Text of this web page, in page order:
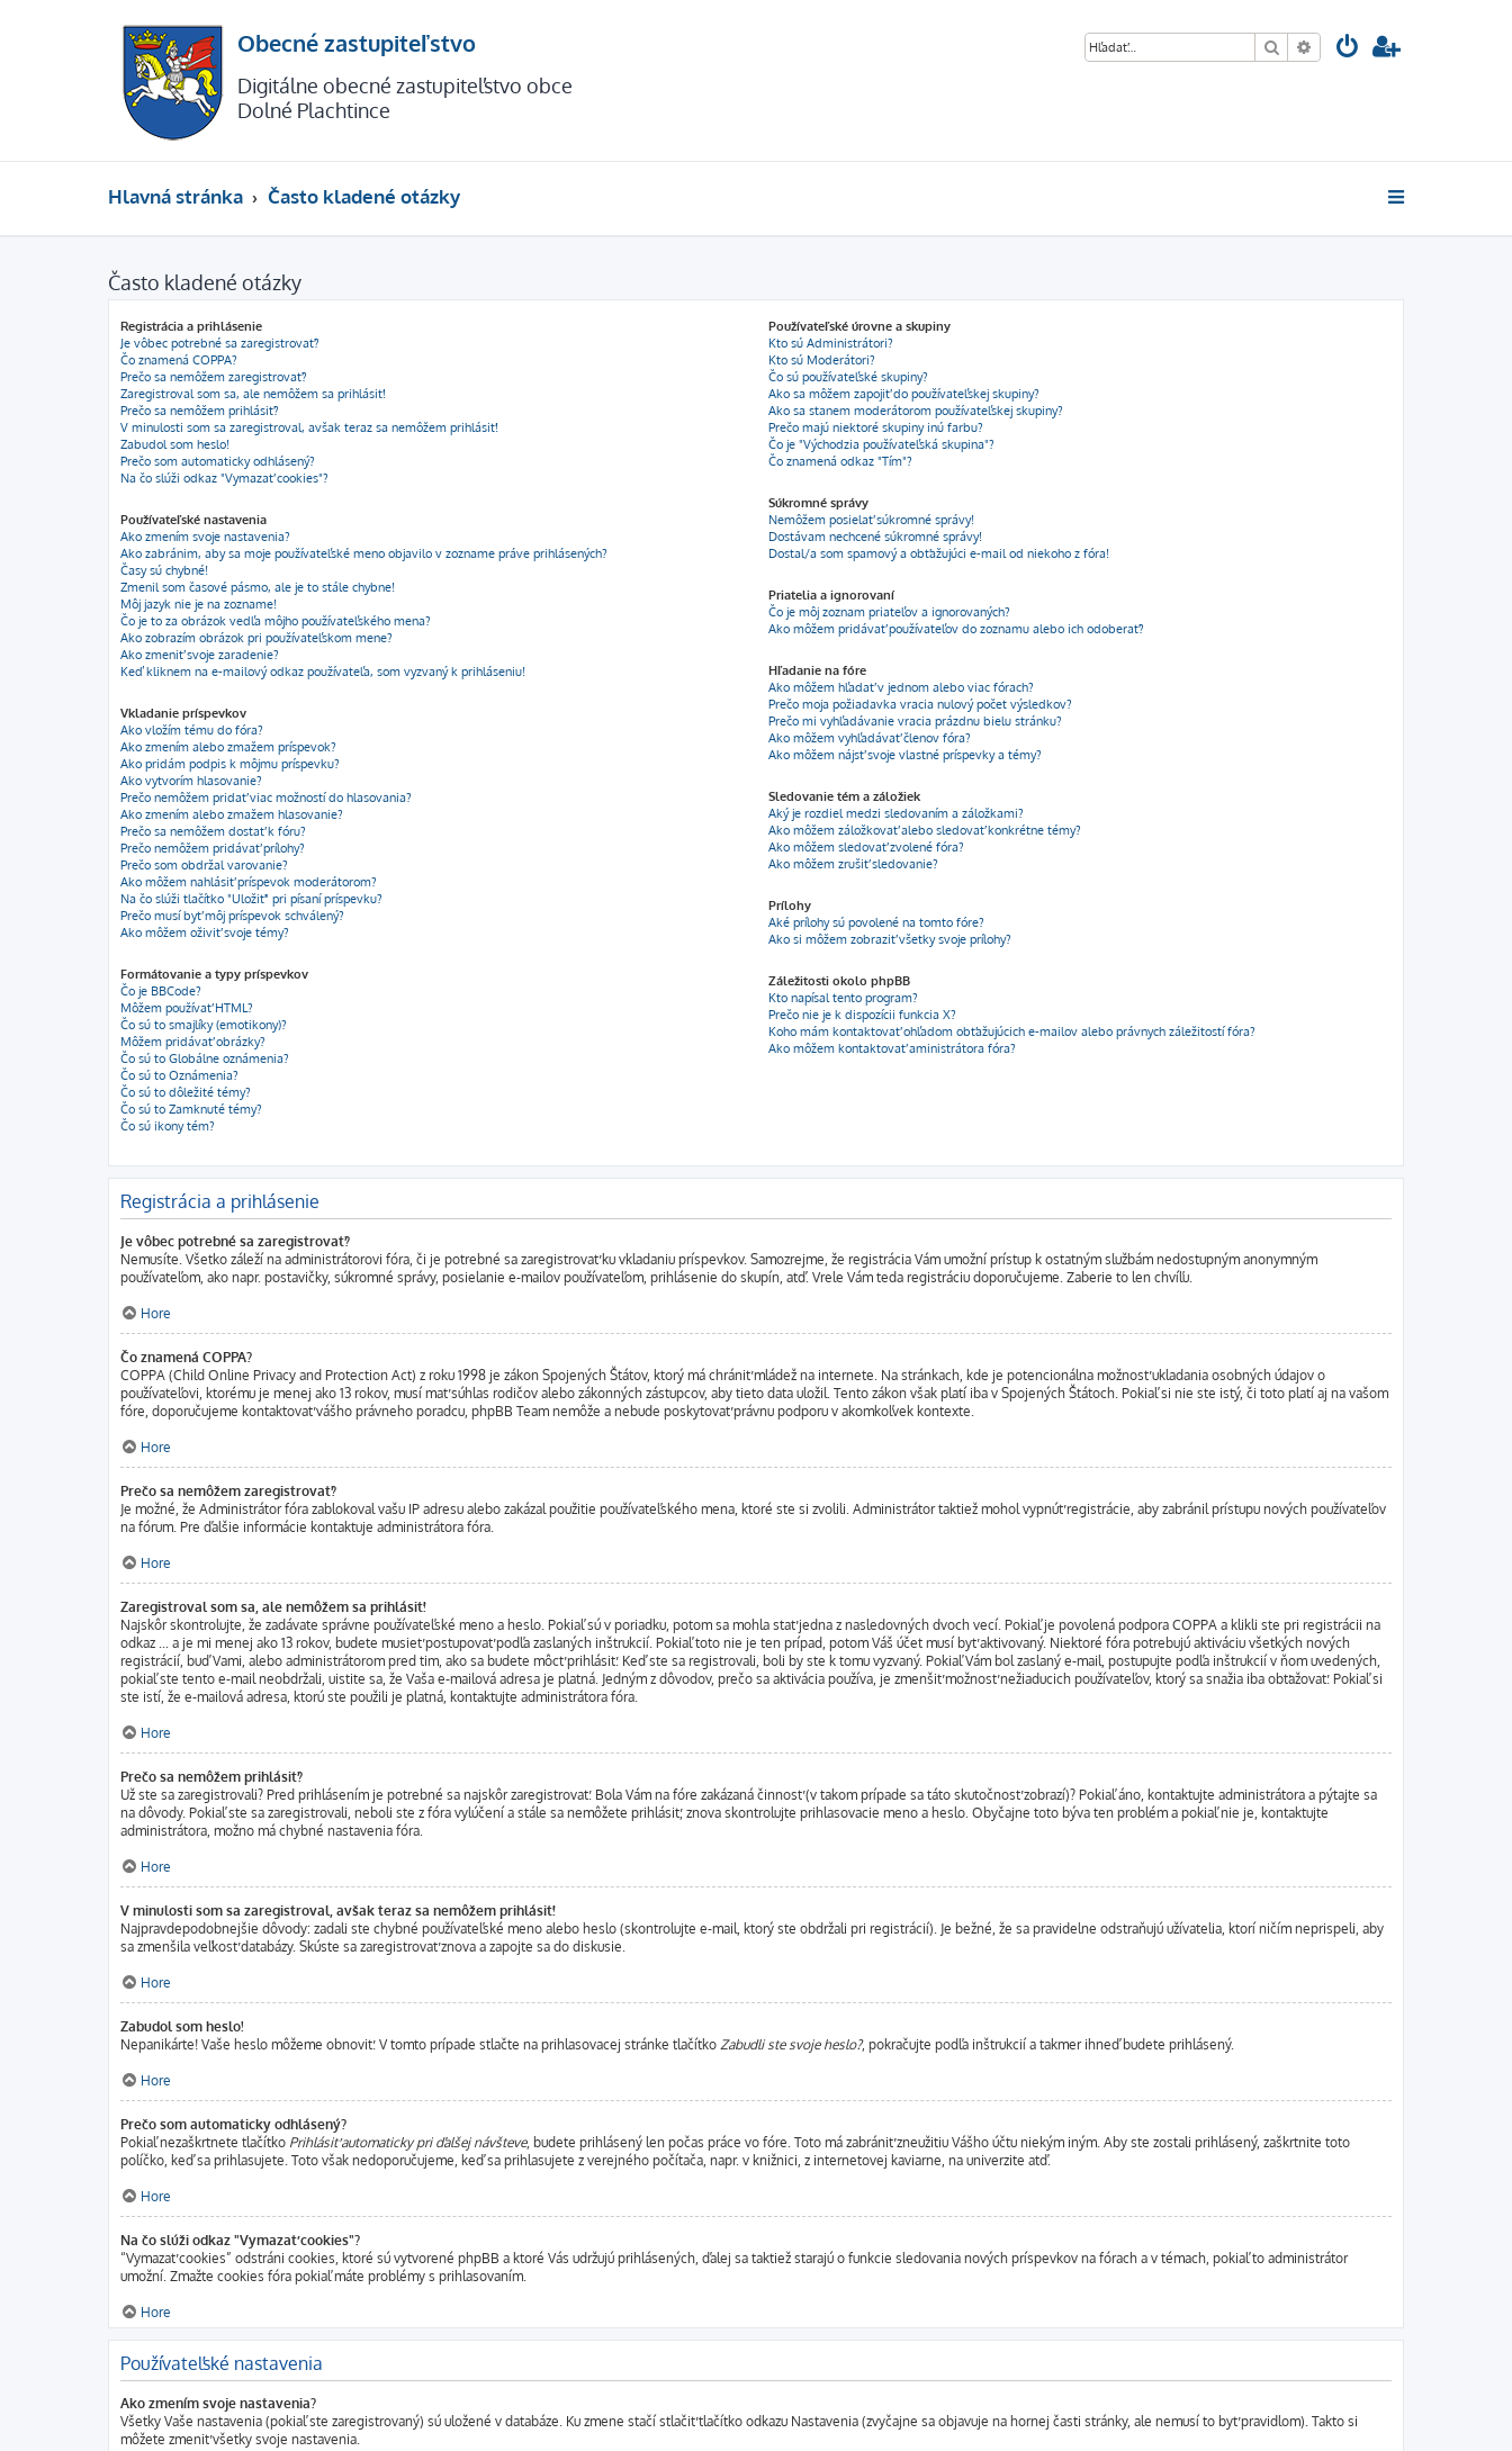
Obecné zastupiteľstvo
Digitálne obecné zastupiteľstvo obce
Dolné Plachtince
Hľadať Rozšírené vyhľadávanie
Hlavná stránka Často kladené otázky
Často kladené otázky
Registrácia a prihlásenie
Je vôbec potrebné sa zaregistrovať?
Čo znamená COPPA?
Prečo sa nemôžem zaregistrovať?
Zaregistroval som sa, ale nemôžem sa prihlásiť!
Prečo sa nemôžem prihlásiť?
V minulosti som sa zaregistroval, avšak teraz sa nemôžem prihlásiť!
Zabudol som heslo!
Prečo som automaticky odhlásený?
Na čo slúži odkaz "Vymazať cookies"?
Používateľské nastavenia
Ako zmením svoje nastavenia?
Ako zabránim, aby sa moje používateľské meno objavilo v zozname práve prihlásených?
Časy sú chybné!
Zmenil som časové pásmo, ale je to stále chybne!
Môj jazyk nie je na zozname!
Čo je to za obrázok vedľa môjho používateľského mena?
Ako zobrazím obrázok pri používateľskom mene?
Ako zmeniť svoje zaradenie?
Keď kliknem na e-mailový odkaz používateľa, som vyzvaný k prihláseniu!
Vkladanie príspevkov
Ako vložím tému do fóra?
Ako zmením alebo zmažem príspevok?
Ako pridám podpis k môjmu príspevku?
Ako vytvorím hlasovanie?
Prečo nemôžem pridať viac možností do hlasovania?
Ako zmením alebo zmažem hlasovanie?
Prečo sa nemôžem dostať k fóru?
Prečo nemôžem pridávať prílohy?
Prečo som obdržal varovanie?
Ako môžem nahlásiť príspevok moderátorom?
Na čo slúži tlačítko "Uložiť" pri písaní príspevku?
Prečo musí byť môj príspevok schválený?
Ako môžem oživiť svoje témy?
Formátovanie a typy príspevkov
Čo je BBCode?
Môžem používať HTML?
Čo sú to smajlíky (emotikony)?
Môžem pridávať obrázky?
Čo sú to Globálne oznámenia?
Čo sú to Oznámenia?
Čo sú to dôležité témy?
Čo sú to Zamknuté témy?
Čo sú ikony tém?
Používateľské úrovne a skupiny
Kto sú Administrátori?
Kto sú Moderátori?
Čo sú používateľské skupiny?
Ako sa môžem zapojiť do používateľskej skupiny?
Ako sa stanem moderátorom používateľskej skupiny?
Prečo majú niektoré skupiny inú farbu?
Čo je "Východzia používateľská skupina"?
Čo znamená odkaz "Tím"?
Súkromné správy
Nemôžem posielať súkromné správy!
Dostávam nechcené súkromné správy!
Dostal/a som spamový a obťažujúci e-mail od niekoho z fóra!
Priatelia a ignorovaní
Čo je môj zoznam priateľov a ignorovaných?
Ako môžem pridávať používateľov do zoznamu alebo ich odoberať?
Hľadanie na fóre
Ako môžem hľadať v jednom alebo viac fórach?
Prečo moja požiadavka vracia nulový počet výsledkov?
Prečo mi vyhľadávanie vracia prázdnu bielu stránku?
Ako môžem vyhľadávať členov fóra?
Ako môžem nájsť svoje vlastné príspevky a témy?
Sledovanie tém a záložiek
Aký je rozdiel medzi sledovaním a záložkami?
Ako môžem záložkovať alebo sledovať konkrétne témy?
Ako môžem sledovať zvolené fóra?
Ako môžem zrušiť sledovanie?
Prílohy
Aké prílohy sú povolené na tomto fóre?
Ako si môžem zobraziť všetky svoje prílohy?
Záležitosti okolo phpBB
Kto napísal tento program?
Prečo nie je k dispozícii funkcia X?
Koho mám kontaktovať ohľadom obťažujúcich e-mailov alebo právnych záležitostí fóra?
Ako môžem kontaktovať aministrátora fóra?
Registrácia a prihlásenie
Je vôbec potrebné sa zaregistrovať?
Nemusíte. Všetko záleží na administrátorovi fóra, či je potrebné sa zaregistrovať ku vkladaniu príspevkov. Samozrejme, že registrácia Vám umožní prístup k ostatným službám nedostupným anonymným
používateľom, ako napr. postavičky, súkromné správy, posielanie e-mailov používateľom, prihlásenie do skupín, atď. Vrele Vám teda registráciu doporučujeme. Zaberie to len chvíľu.
Hore
Čo znamená COPPA?
COPPA (Child Online Privacy and Protection Act) z roku 1998 je zákon Spojených Štátov, ktorý má chrániť mládež na internete. Na stránkach, kde je potencionálna možnosť ukladania osobných údajov o
používateľovi, ktorému je menej ako 13 rokov, musí mať súhlas rodičov alebo zákonných zástupcov, aby tieto data uložil. Tento zákon však platí iba v Spojených Štátoch. Pokiaľ si nie ste istý, či toto platí aj na vašom
fóre, doporučujeme kontaktovať vášho právneho poradcu, phpBB Team nemôže a nebude poskytovať právnu podporu v akomkoľvek kontexte.
Hore
Prečo sa nemôžem zaregistrovať?
Je možné, že Administrátor fóra zablokoval vašu IP adresu alebo zakázal použitie používateľského mena, ktoré ste si zvolili. Administrátor taktiež mohol vypnúť registrácie, aby zabránil prístupu nových používateľov
na fórum. Pre ďalšie informácie kontaktuje administrátora fóra.
Hore
Zaregistroval som sa, ale nemôžem sa prihlásiť!
Najskôr skontrolujte, že zadávate správne používateľské meno a heslo. Pokiaľ sú v poriadku, potom sa mohla stať jedna z nasledovných dvoch vecí. Pokiaľ je povolená podpora COPPA a klikli ste pri registrácii na
odkaz ... a je mi menej ako 13 rokov, budete musieť postupovať podľa zaslaných inštrukcií. Pokiaľ toto nie je ten prípad, potom Váš účet musí byť aktivovaný. Niektoré fóra potrebujú aktiváciu všetkých nových
registrácií, buď Vami, alebo administrátorom pred tim, ako sa budete môcť prihlásiť. Keď ste sa registrovali, boli by ste k tomu vyzvaný. Pokiaľ Vám bol zaslaný e-mail, postupujte podľa inštrukcií v ňom uvedených,
pokiaľ ste tento e-mail neobdržali, uistite sa, že Vaša e-mailová adresa je platná. Jedným z dôvodov, prečo sa aktivácia používa, je zmenšiť možnosť nežiaducich používateľov, ktorý sa snažia iba obťažovať. Pokiaľ si
ste istí, že e-mailová adresa, ktorú ste použili je platná, kontaktujte administrátora fóra.
Hore
Prečo sa nemôžem prihlásiť?
Už ste sa zaregistrovali? Pred prihlásením je potrebné sa najskôr zaregistrovať. Bola Vám na fóre zakázaná činnosť (v takom prípade sa táto skutočnosť zobrazí)? Pokiaľ áno, kontaktujte administrátora a pýtajte sa
na dôvody. Pokiaľ ste sa zaregistrovali, neboli ste z fóra vylúčení a stále sa nemôžete prihlásiť, znova skontrolujte prihlasovacie meno a heslo. Obyčajne toto býva ten problém a pokiaľ nie je, kontaktujte
administrátora, možno má chybné nastavenia fóra.
Hore
V minulosti som sa zaregistroval, avšak teraz sa nemôžem prihlásiť!
Najpravdepodobnejšie dôvody: zadali ste chybné používateľské meno alebo heslo (skontrolujte e-mail, ktorý ste obdržali pri registrácií). Je bežné, že sa pravidelne odstraňujú užívatelia, ktorí ničím neprispeli, aby
sa zmenšila veľkosť databázy. Skúste sa zaregistrovať znova a zapojte sa do diskusie.
Hore
Zabudol som heslo!
Nepanikárte! Vaše heslo môžeme obnoviť. V tomto prípade stlačte na prihlasovacej stránke tlačítko Zabudli ste svoje heslo?, pokračujte podľa inštrukcií a takmer ihneď budete prihlásený.
Hore
Prečo som automaticky odhlásený?
Pokiaľ nezaškrtnete tlačítko Prihlásiť automaticky pri ďalšej návšteve, budete prihlásený len počas práce vo fóre. Toto má zabrániť zneužitiu Vášho účtu niekým iným. Aby ste zostali prihlásený, zaškrtnite toto
políčko, keď sa prihlasujete. Toto však nedoporučujeme, keď sa prihlasujete z verejného počítača, napr. v knižnici, z internetovej kaviarne, na univerzite atď.
Hore
Na čo slúži odkaz "Vymazať cookies"?
“Vymazať cookies” odstráni cookies, ktoré sú vytvorené phpBB a ktoré Vás udržujú prihlásených, ďalej sa taktiež starajú o funkcie sledovania nových príspevkov na fórach a v témach, pokiaľ to administrátor
umožní. Zmažte cookies fóra pokiaľ máte problémy s prihlasovaním.
Hore
Používateľské nastavenia
Ako zmením svoje nastavenia?
Všetky Vaše nastavenia (pokiaľ ste zaregistrovaný) sú uložené v databáze. Ku zmene stačí stlačiť tlačítko odkazu Nastavenia (zvyčajne sa objavuje na hornej časti stránky, ale nemusí to byť pravidlom). Takto si
môžete zmeniť všetky svoje nastavenia.